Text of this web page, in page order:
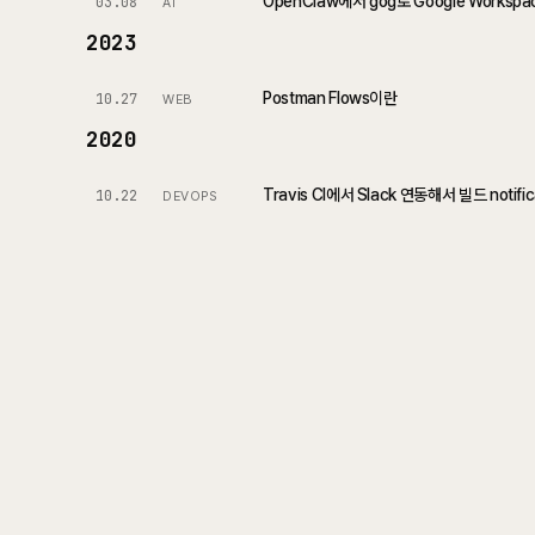
2023
10.27 WEB Postman Flows이란
2020
10.22 DEVOPS Travis CI에서 Slack 연동해서 빌드